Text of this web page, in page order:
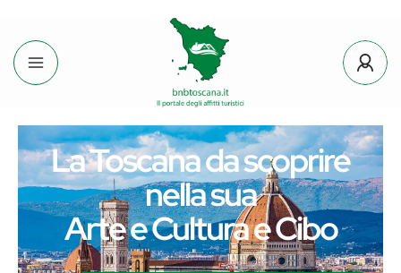
La Toscana da scoprire
nella sua
Arte e Cultura e Cibo